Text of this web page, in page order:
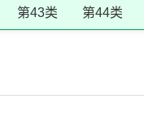
第43类 第44类